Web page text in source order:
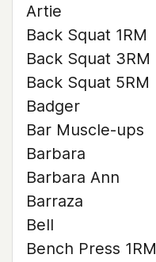
Artie
Back Squat 1RM
Back Squat 3RM
Back Squat 5RM
Badger
Bar Muscle-ups
Barbara
Barbara Ann
Barraza
Bell
Bench Press 1RM